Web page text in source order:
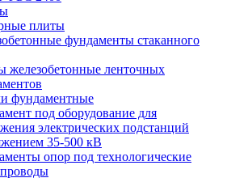
плиты
фундаменты стаканного
железобетонные ленточных
фундаментные
под оборудование для
электрических подстанций
35-500 кВ
опор под технологические